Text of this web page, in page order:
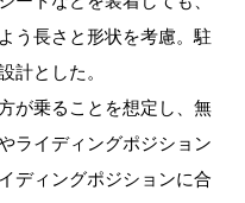
う長さと形状を考慮。駐
計とした。
が乗ることを想定し、無
ライディングポジション
ディングポジションに合